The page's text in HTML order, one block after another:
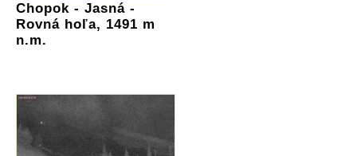
Chopok - Jasná -
Rovná hoľa, 1491 m
n.m.